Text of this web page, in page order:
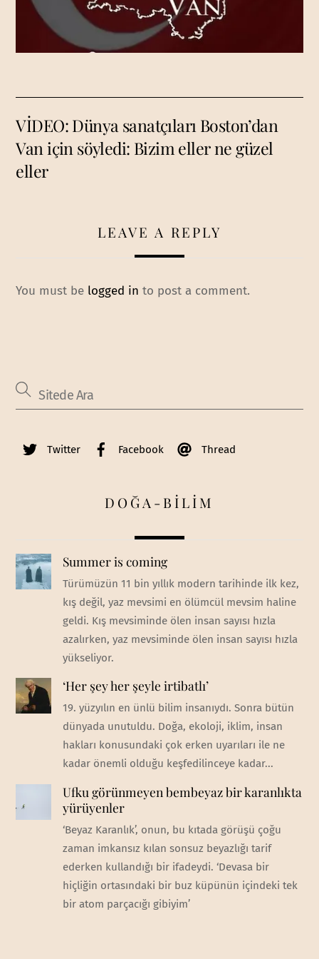
VİDEO: Dünya sanatçıları Boston’dan
Van için söyledi: Bizim eller ne güzel
eller
LEAVE A REPLY
You must be logged in to post a comment.
Twitter Facebook Thread
DOĞA-BİLİM
Summer is coming
Türümüzün 11 bin yıllık modern tarihinde ilk kez,
kış değil, yaz mevsimi en ölümcül mevsim haline
geldi. Kış mevsiminde ölen insan sayısı hızla
azalırken, yaz mevsiminde ölen insan sayısı hızla
yükseliyor.
‘Her şey her şeyle irtibatlı’
19. yüzyılın en ünlü bilim insanıydı. Sonra bütün
dünyada unutuldu. Doğa, ekoloji, iklim, insan
hakları konusundaki çok erken uyarıları ile ne
kadar önemli olduğu keşfedilinceye kadar...
Ufku görünmeyen bembeyaz bir karanlıkta
yürüyenler
‘Beyaz Karanlık’, onun, bu kıtada görüşü çoğu
zaman imkansız kılan sonsuz beyazlığı tarif
ederken kullandığı bir ifadeydi. ‘Devasa bir
hiçliğin ortasındaki bir buz küpünün içindeki tek
bir atom parçacığı gibiyim’